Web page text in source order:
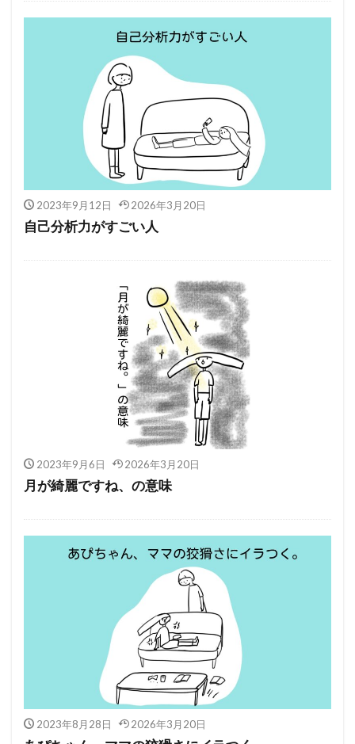
2023年9月12日 2026年3月20日
自己分析力がすごい人
2023年9月6日 2026年3月20日
月が綺麗ですね、の意味
2023年8月28日 2026年3月20日